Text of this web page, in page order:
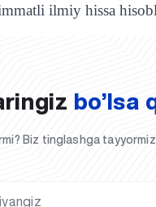
ilmiy hissa
oldi!
tahlili va istiqboldagi rejalar
Qirgʻizistonda malaka
O‘zbekiston!
taraqqiyotining eng muhim
bo’lsa
Biz tinglashga